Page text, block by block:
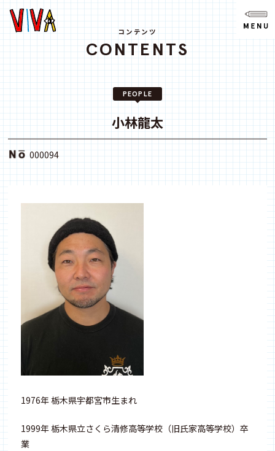
ニュース
ABOUT
SPACE
ACCESS
CONTACT
note
youtube
コンテンツ
CONTENTS
PEOPLE
小林龍太
000094
1976年 栃木県宇都宮市生まれ
1999年 栃木県立さくら清修高等学校（旧氏家高等学校）卒
業